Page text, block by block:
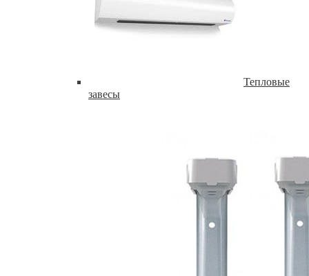
Тепловые
завесы